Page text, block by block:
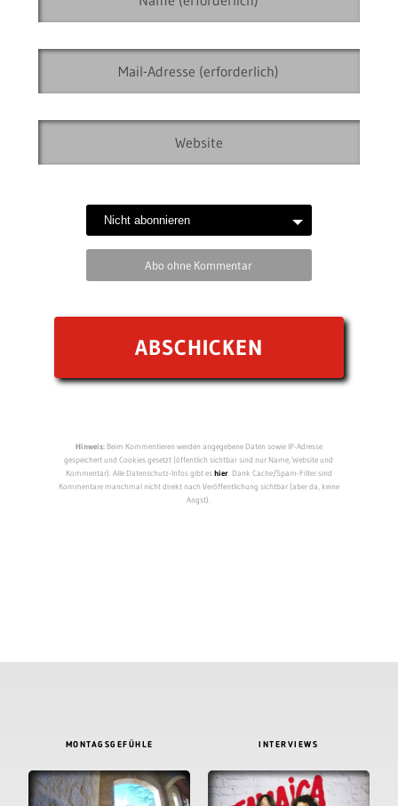
Abo ohne Kommentar
Hinweis:Beim Kommentieren werden angegebene Daten sowie IP-Adresse
gespeichert und Cookies gesetzt (öffentlich sichtbar sind nur Name, Website und
Kommentar). Alle Datenschutz-Infos gibt eshier. Dank Cache/Spam-Filter sind
Kommentare manchmal nicht direkt nach Veröffentlichung sichtbar (aber da, keine
Angst).
MONTAGSGEFÜHLE INTERVIEWS